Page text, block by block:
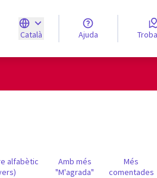
Català
Triar la llenguaElegir el idioma
Ajuda
alfabètic
Amb més
"M'agrada"
Més
comentades